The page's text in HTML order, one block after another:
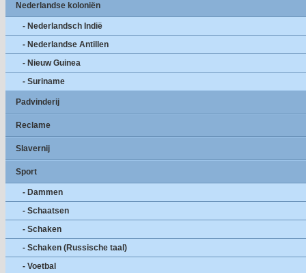
Nederlandse koloniën
- Nederlandsch Indië
- Nederlandse Antillen
- Nieuw Guinea
- Suriname
Padvinderij
Reclame
Slavernij
Sport
- Dammen
- Schaatsen
- Schaken
- Schaken (Russische taal)
- Voetbal